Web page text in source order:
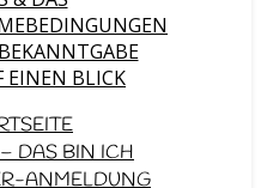
EINEN BLICK
DAS BIN ICH
ANMELDUNG